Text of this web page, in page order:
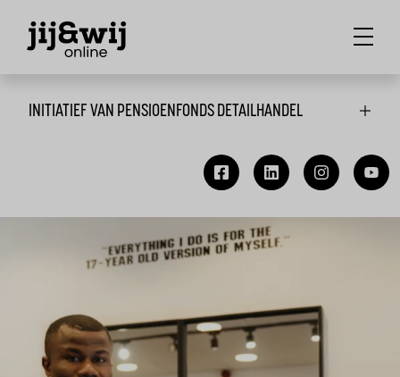
INITIATIEF VAN PENSIOENFONDS DETAILHANDEL